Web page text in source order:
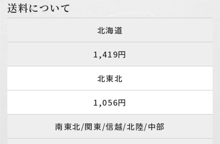
送料について
北海道
1,419円
北東北
1,056円
南東北/関東/信越/北陸/中部